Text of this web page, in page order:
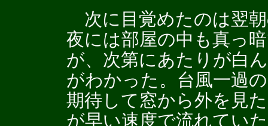
次に目覚めたのは翌
夜には部屋の中も真っ
が、次第にあたりが白
がわかった。台風一過
期待して窓から外を見
が早い速度で流れてい